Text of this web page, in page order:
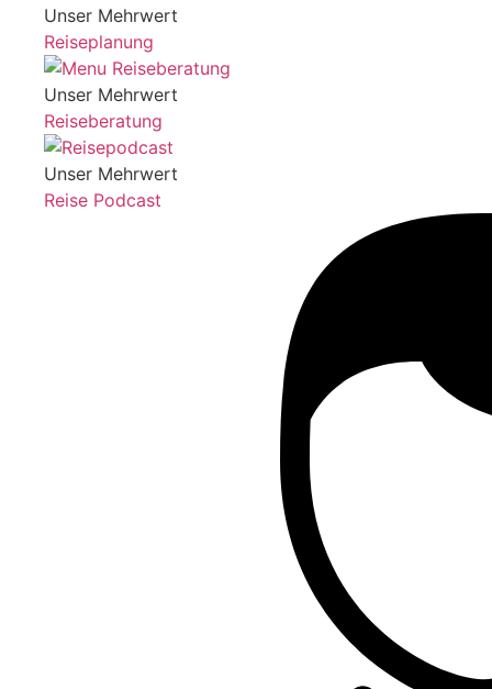
Unser Mehrwert
Reiseplanung
Unser Mehrwert
Reiseberatung
Unser Mehrwert
Reise Podcast